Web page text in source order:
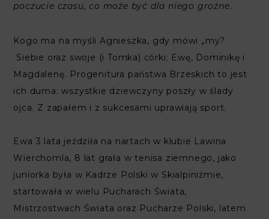
poczucie czasu, co może być dla niego groźne.
Kogo ma na myśli Agnieszka, gdy mówi „my?
Siebie oraz swoje (i Tomka) córki: Ewę, Dominikę i
Magdalenę. Progenitura państwa Brzeskich to jest
ich duma: wszystkie dziewczyny poszły w ślady
ojca. Z zapałem i z sukcesami uprawiają sport.
Ewa 3 lata jeździła na nartach w klubie Lawina
Wierchomla, 8 lat grała w tenisa ziemnego, jako
juniorka była w Kadrze Polski w Skialpiniźmie,
startowała w wielu Pucharach Świata,
Mistrzostwach Świata oraz Pucharze Polski, latem